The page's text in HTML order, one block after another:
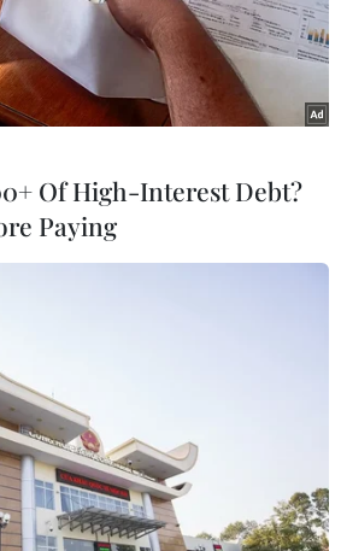
Of High-Interest Debt?
Paying